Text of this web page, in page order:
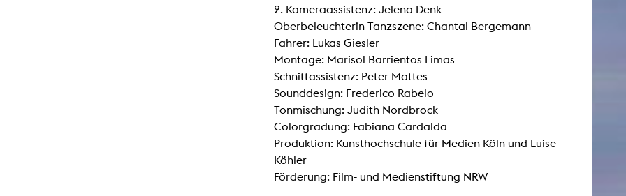
2. Kameraassistenz: Jelena Denk
Oberbeleuchterin Tanzszene: Chantal Bergemann
Fahrer: Lukas Giesler
Montage: Marisol Barrientos Limas
Schnittassistenz: Peter Mattes
Sounddesign: Frederico Rabelo
Tonmischung: Judith Nordbrock
Colorgradung: Fabiana Cardalda
Produktion: Kunsthochschule für Medien Köln und Luise
Köhler
Förderung: Film- und Medienstiftung NRW
ÜBER UNS
Organisation
Das KHM Logo
AKTUELLES
Alle Termine
Festivalteilnahmen